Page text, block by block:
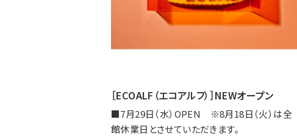
［ECOALF（エコアルフ）］NEWオープン
■7月29日（水）OPEN ※8月18日（火）は全
館休業日とさせていただきます。